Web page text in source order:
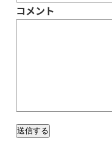
コメント